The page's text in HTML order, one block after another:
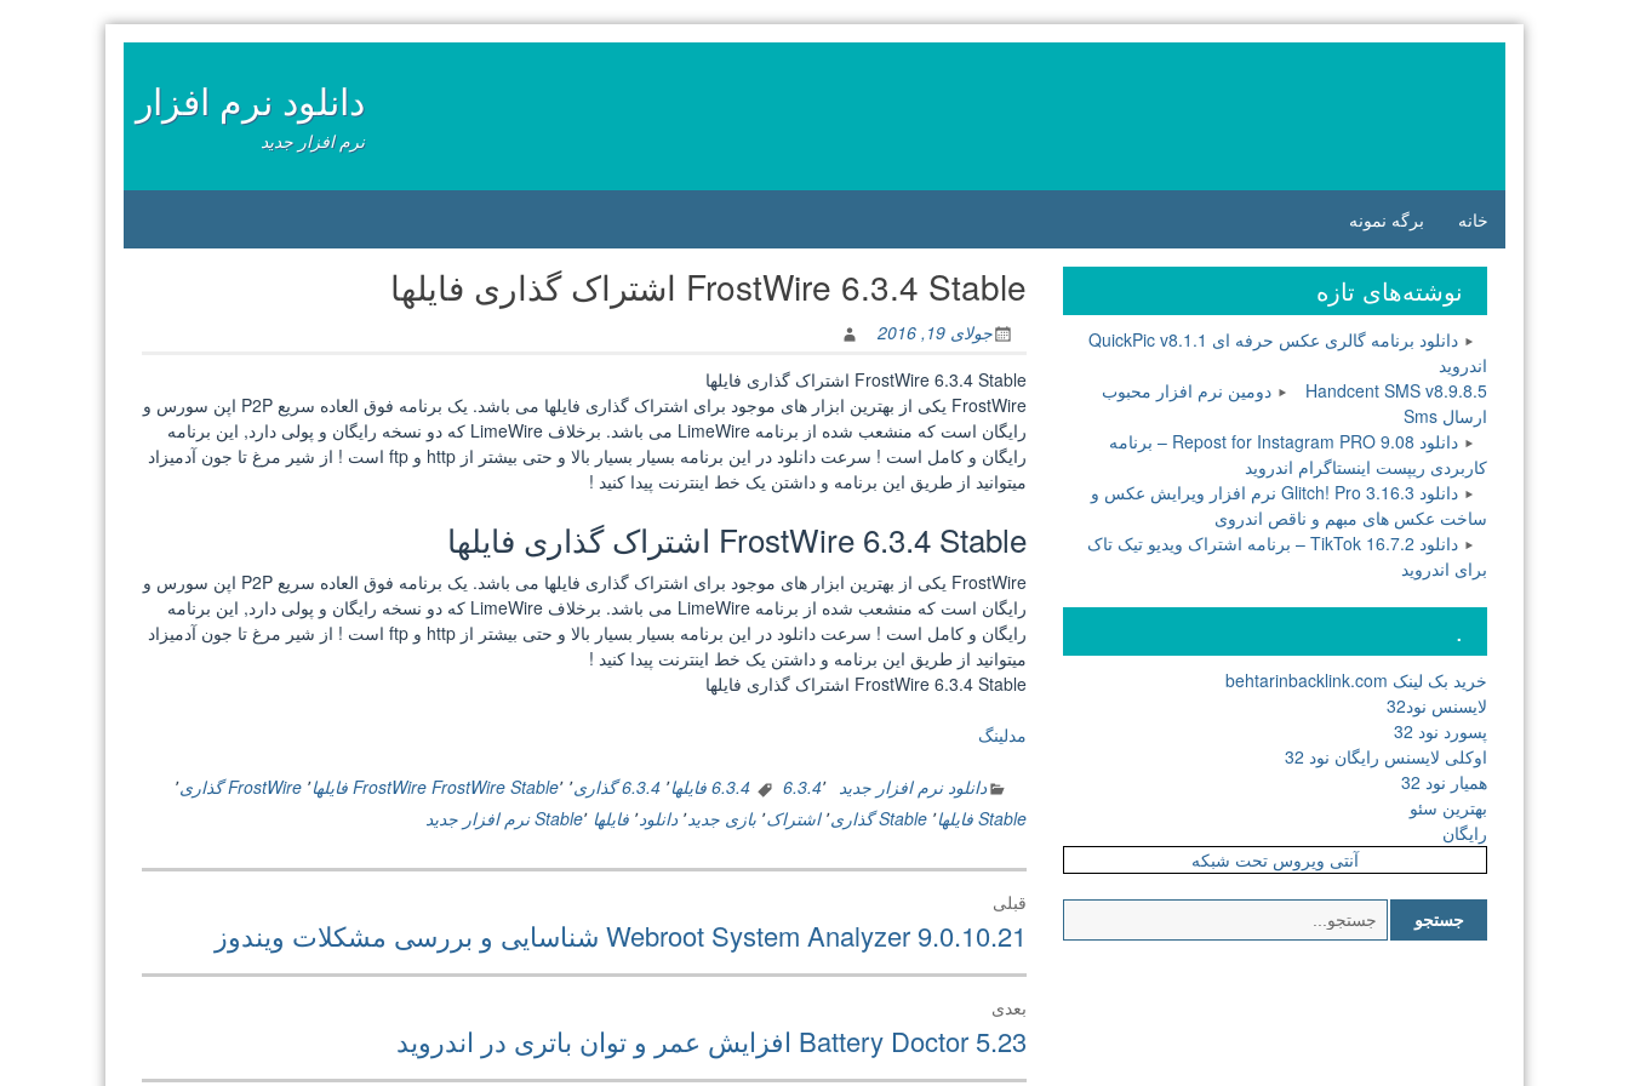
دانلود نرم افزار
نرم افزار جدید
خانه برگه نمونه
FrostWire 6.3.4 Stable اشتراک گذاری فایلها
جولای 19, 2016
FrostWire 6.3.4 Stable اشتراک گذاری فایلها
FrostWire یکی از بهترین ابزار های موجود برای اشتراک گذاری فایلها می باشد. یک برنامه فوق العاده سریع P2P اپن سورس و
رایگان است که منشعب شده از برنامه LimeWire می باشد. برخلاف LimeWire که دو نسخه رایگان و پولی دارد, این برنامه
رایگان و کامل است ! سرعت دانلود در این برنامه بسیار بسیار بالا و حتی بیشتر از http و ftp است ! از شیر مرغ تا جون آدمیزاد
میتوانید از طریق این برنامه و داشتن یک خط اینترنت پیدا کنید !
FrostWire 6.3.4 Stable اشتراک گذاری فایلها
FrostWire یکی از بهترین ابزار های موجود برای اشتراک گذاری فایلها می باشد. یک برنامه فوق العاده سریع P2P اپن سورس و
رایگان است که منشعب شده از برنامه LimeWire می باشد. برخلاف LimeWire که دو نسخه رایگان و پولی دارد, این برنامه
رایگان و کامل است ! سرعت دانلود در این برنامه بسیار بسیار بالا و حتی بیشتر از http و ftp است ! از شیر مرغ تا جون آدمیزاد
میتوانید از طریق این برنامه و داشتن یک خط اینترنت پیدا کنید !
FrostWire 6.3.4 Stable اشتراک گذاری فایلها
مدلینگ
دانلود نرم افزار جدید 6.3.4٬ 6.3.4 فایلها ٬ 6.3.4 گذاری ٬ FrostWire Stable٬ FrostWire فایلها ٬ FrostWire گذاری
٬
Stable فایلها
٬ Stable گذاری ٬ اشتراک٬ بازی جدید٬ دانلود٬ فایلها Stable ٬ نرم افزار جدید
راهبری
نوشته
قبلی
نوشته
قبلی:
Webroot System Analyzer 9.0.10.21 شناسایی و بررسی مشکلات ویندوز
بعدی
نوشته
بعدی:
Battery Doctor 5.23 افزایش عمر و توان باتری در اندروید
نوشته‌های تازه
دانلود برنامه گالری عکس حرفه ای QuickPic v8.1.1
اندروید
Handcent SMS v8.9.8.5 دومین نرم افزار محبوب
ارسال Sms
دانلود Repost for Instagram PRO 9.08 – برنامه
کاربردی ریپست اینستاگرام اندروید
دانلود Glitch! Pro 3.16.3 نرم افزار ویرایش عکس و
ساخت عکس های مبهم و ناقص اندروی
دانلود TikTok 16.7.2 – برنامه اشتراک ویدیو تیک تاک
برای اندروید
.
خرید بک لینک behtarinbacklink.com
لایسنس نود32
پسورد نود 32
اوکلی لایسنس رایگان نود 32
همیار نود 32
بهترین سئو
رایگان
آنتی ویروس تحت شبکه
برای: